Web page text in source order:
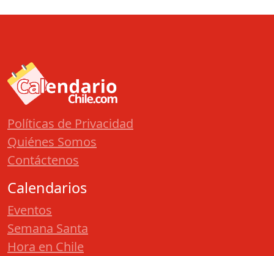
Políticas de Privacidad
Quiénes Somos
Contáctenos
Calendarios
Eventos
Semana Santa
Hora en Chile